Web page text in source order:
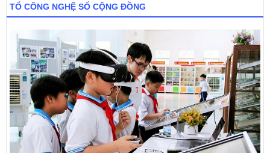
TỔ CÔNG NGHỆ SỐ CỘNG ĐỒNG